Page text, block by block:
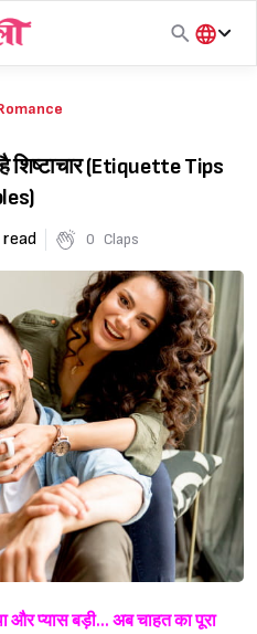
हिंदी
शिष्टाचार (Etiquette Tips
read 0 Claps
प्यास बड़ी... अब चाहत का पूरा